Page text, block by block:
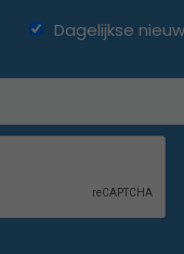
Dagelijkse